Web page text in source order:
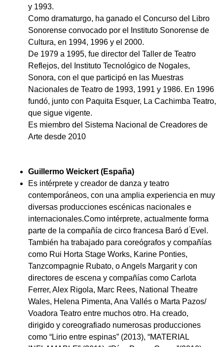
y 1993.
Como dramaturgo, ha ganado el Concurso del Libro
Sonorense convocado por el Instituto Sonorense de
Cultura, en 1994, 1996 y el 2000.
De 1979 a 1995, fue director del Taller de Teatro
Reflejos, del Instituto Tecnológico de Nogales,
Sonora, con el que participó en las Muestras
Nacionales de Teatro de 1993, 1991 y 1986. En 1996
fundó, junto con Paquita Esquer, La Cachimba Teatro,
que sigue vigente.
Es miembro del Sistema Nacional de Creadores de
Arte desde 2010
Guillermo Weickert (España)
Es intérprete y creador de danza y teatro
contemporáneos, con una amplia experiencia en muy
diversas producciones escénicas nacionales e
internacionales.Como intérprete, actualmente forma
parte de la compañía de circo francesa Baró d ́Evel.
También ha trabajado para coreógrafos y compañías
como Rui Horta Stage Works, Karine Ponties,
Tanzcompagnie Rubato, o Angels Margarit y con
directores de escena y compañías como Carlota
Ferrer, Alex Rigola, Marc Rees, National Theatre
Wales, Helena Pimenta, Ana Vallés o Marta Pazos/
Voadora Teatro entre muchos otro. Ha creado,
dirigido y coreografiado numerosas producciones
como “Lirio entre espinas” (2013), “MATERIAL